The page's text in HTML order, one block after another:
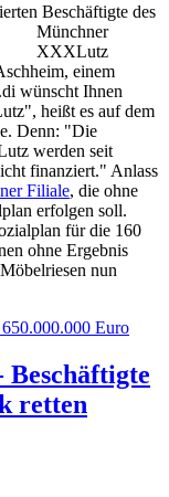
Beschäftigte des
Münchner
XXXLutz
einem
wünscht Ihnen
heißt es auf dem
Denn: "Die
werden seit
finanziert." Anlass
Filiale, die ohne
erfolgen soll.
für die 160
ohne Ergebnis
nun
Euro
retten